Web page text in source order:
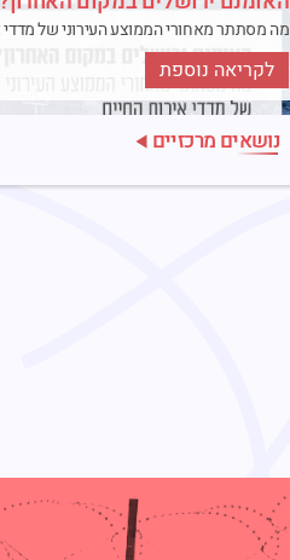
מה מסתתר מאחורי הממוצע העירוני של מדדי
לקריאה נוספת
נושאים מרכזיים